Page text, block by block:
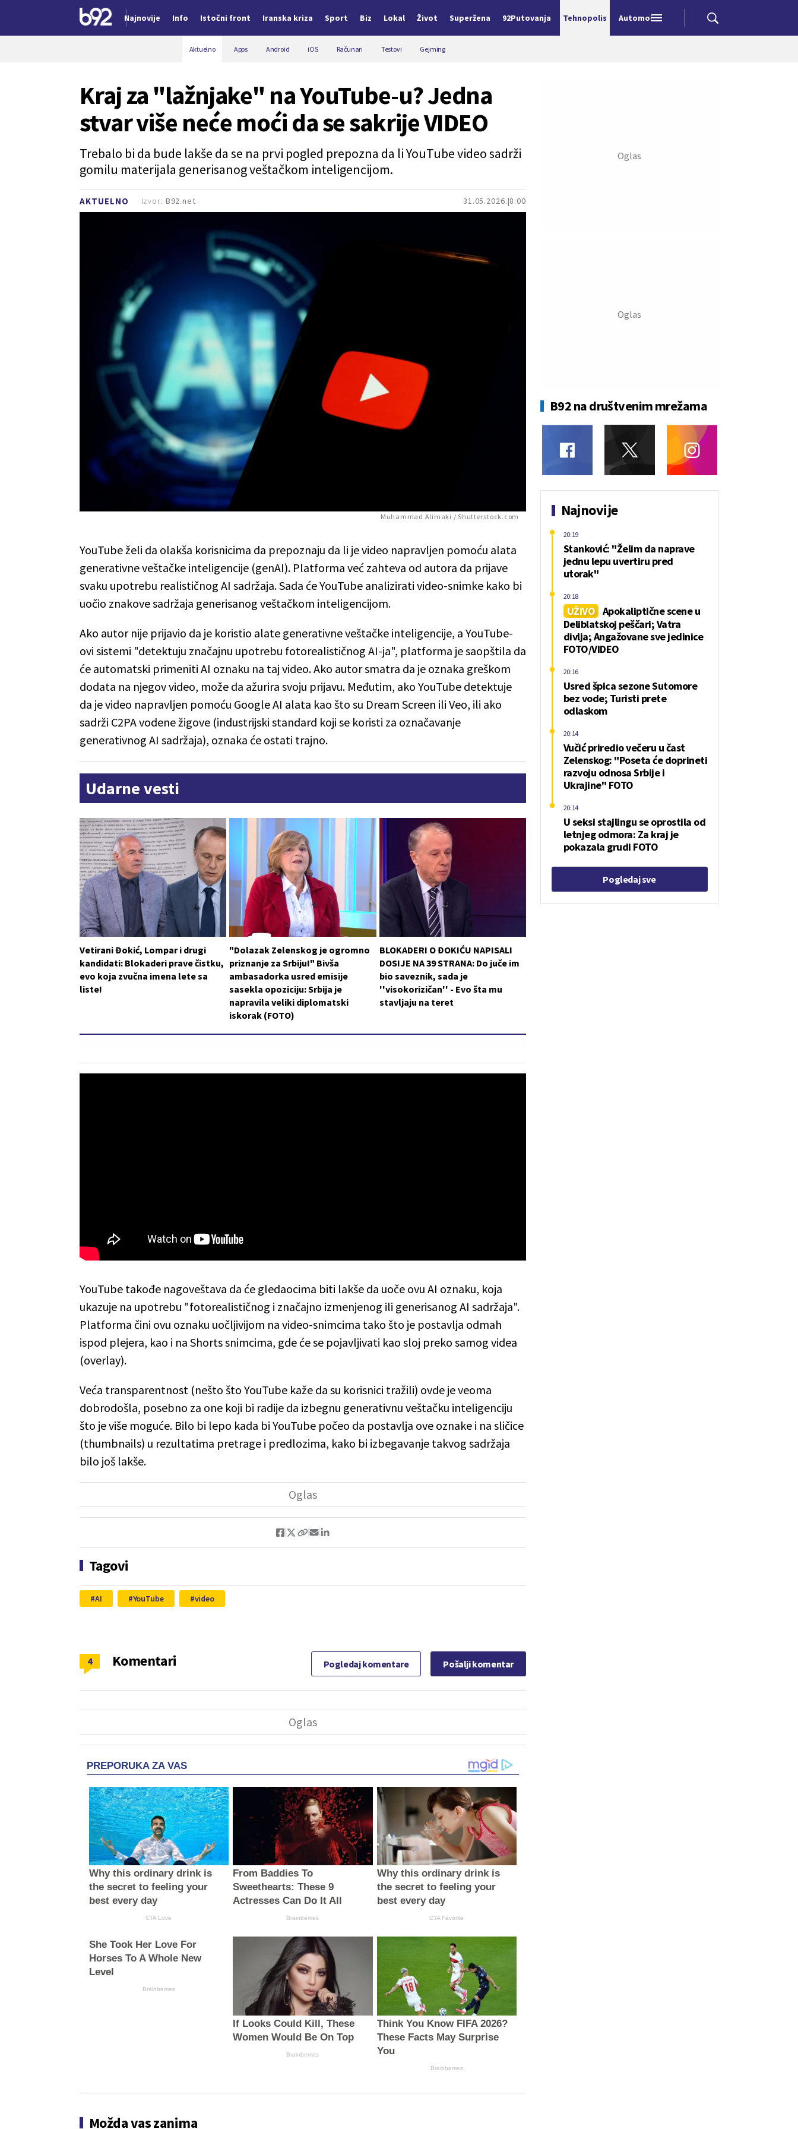
Najnovije Info Istočni front Iranska kriza Sport Biz Lokal Život Superžena 92Putovanja Tehnopolis Automobili
Aktuelno Apps Android iOS Računari Testovi Gejming
AKTUELNO 31.05.2026. 8:00
Kraj za "lažnjake" na YouTube-u? Jedna
stvar više neće moći da se sakrije VIDEO
Trebalo bi da bude lakše da se na prvi pogled prepozna da li YouTube video sadrži
gomilu materijala generisanog veštačkom inteligencijom.
Izvor: B92.net
Muhammad Alimaki / Shutterstock.com
YouTube želi da olakša korisnicima da prepoznaju da li je video napravljen pomoću alata
generativne veštačke inteligencije (genAI). Platforma već zahteva od autora da prijave
svaku upotrebu realističnog AI sadržaja. Sada će YouTube analizirati video-snimke kako bi
uočio znakove sadržaja generisanog veštačkom inteligencijom.
Ako autor nije prijavio da je koristio alate generativne veštačke inteligencije, a YouTube-
ovi sistemi "detektuju značajnu upotrebu fotorealističnog AI-ja", platforma je saopštila da
će automatski primeniti AI oznaku na taj video. Ako autor smatra da je oznaka greškom
dodata na njegov video, može da ažurira svoju prijavu. Međutim, ako YouTube detektuje
da je video napravljen pomoću Google AI alata kao što su Dream Screen ili Veo, ili ako
sadrži C2PA vodene žigove (industrijski standard koji se koristi za označavanje
generativnog AI sadržaja), oznaka će ostati trajno.
Udarne vesti
Vetirani Đokić, Lompar i drugi
kandidati: Blokaderi prave čistku,
evo koja zvučna imena lete sa
liste!
"Dolazak Zelenskog je ogromno
priznanje za Srbiju!" Bivša
ambasadorka usred emisije
sasekla opoziciju: Srbija je
napravila veliki diplomatski
iskorak (FOTO)
BLOKADERI O ĐOKIĆU NAPISALI
DOSIJE NA 39 STRANA: Do juče im
bio saveznik, sada je
''visokorizičan'' - Evo šta mu
stavljaju na teret
YouTube takođe nagoveštava da će gledaocima biti lakše da uoče ovu AI oznaku, koja
ukazuje na upotrebu "fotorealističnog i značajno izmenjenog ili generisanog AI sadržaja".
Platforma čini ovu oznaku uočljivijom na video-snimcima tako što je postavlja odmah
ispod plejera, kao i na Shorts snimcima, gde će se pojavljivati kao sloj preko samog videa
(overlay).
Veća transparentnost (nešto što YouTube kaže da su korisnici tražili) ovde je veoma
dobrodošla, posebno za one koji bi radije da izbegnu generativnu veštačku inteligenciju
što je više moguće. Bilo bi lepo kada bi YouTube počeo da postavlja ove oznake i na sličice
(thumbnails) u rezultatima pretrage i predlozima, kako bi izbegavanje takvog sadržaja
bilo još lakše.
Tagovi
AI YouTube video
Komentari
4 Pogledaj komentare Pošalji komentar
PREPORUKA ZA VAS
Why this ordinary drink is
the secret to feeling your
best every day
CTA Love
From Baddies To
Sweethearts: These 9
Actresses Can Do It All
Brainberries
Why this ordinary drink is
the secret to feeling your
best every day
CTA Favorite
She Took Her Love For
Horses To A Whole New
Level
Brainberries
If Looks Could Kill, These
Women Would Be On Top
Brainberries
Think You Know FIFA 2026?
These Facts May Surprise
You
Brainberries
Možda vas zanima
B92 na društvenim mrežama
Najnovije
Stanković: "Želim da naprave
jednu lepu uvertiru pred
utorak"
20:19
UŽIVO Apokaliptične scene u
Deliblatskoj peščari; Vatra
divlja; Angažovane sve jedinice
FOTO/VIDEO
20:18
Usred špica sezone Sutomore
bez vode; Turisti prete
odlaskom
20:16
Vučić priredio večeru u čast
Zelenskog: "Poseta će doprineti
razvoju odnosa Srbije i
Ukrajine" FOTO
20:14
U seksi stajlingu se oprostila od
letnjeg odmora: Za kraj je
pokazala grudi FOTO
20:14
Pogledaj sve